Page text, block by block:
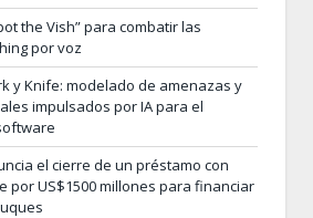
the Vish” para combatir las
por voz
y Knife: modelado de amenazas y
impulsados por IA para el
el cierre de un préstamo con
por US$1500 millones para financiar